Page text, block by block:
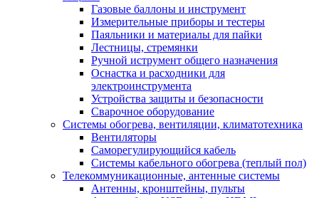
Газовые баллоны и инструмент
Измерительные приборы и тестеры
Паяльники и материалы для пайки
Лестницы, стремянки
Ручной иструмент общего назначения
Оснастка и расходники для
электроинструмента
Устройства защиты и безопасности
Сварочное оборудование
Системы обогрева, вентиляции, климатотехника
Вентиляторы
Саморегулирующийся кабель
Системы кабельного обогрева (теплый пол)
Телекоммуникационные, антенные системы
Антенны, кронштейны, пульты